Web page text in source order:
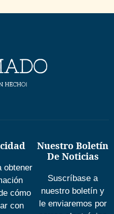
obtener
cómo
con
Nuestro Boletín
De Noticias
Suscríbase a
nuestro boletín y
le enviaremos por